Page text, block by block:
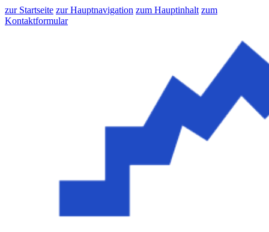
zur Startseite zur Hauptnavigation zum Hauptinhalt zum
Kontaktformular